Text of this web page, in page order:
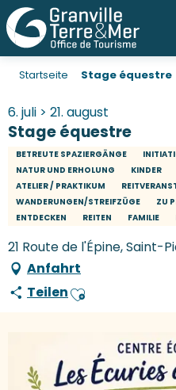
Startseite Stage équestre
6. juli > 21. august
Stage équestre
BETREUTE SPAZIERGÄNGE
NATUR UND ERHOLUNG
KINDER
ATELIER / PRAKTIKUM
WANDERUNGEN/STREIFZÜGE
ZU
ENTDECKEN
REITEN FAMILIE
21 Route de l'Épine, Saint-
Anfahrt
TeilenAjouter aux favoris